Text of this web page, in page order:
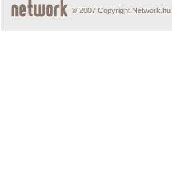
© 2007 Copyright Network.hu